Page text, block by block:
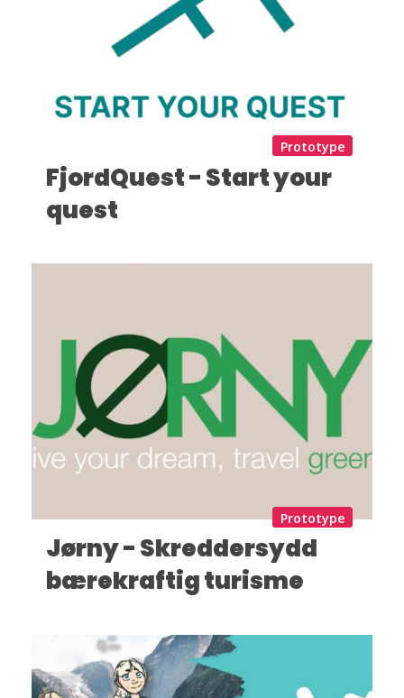
Prototype
FjordQuest - Start your
quest
Prototype
Jørny - Skreddersydd
bærekraftig turisme